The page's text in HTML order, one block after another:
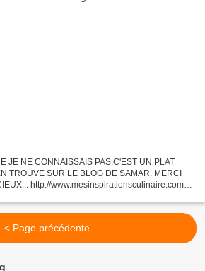
JE NE CONNAISSAIS PAS.C'EST UN PLAT
TROUVE SUR LE BLOG DE SAMAR. MERCI
http://www.mesinspirationsculinaire.com
< Page précédente